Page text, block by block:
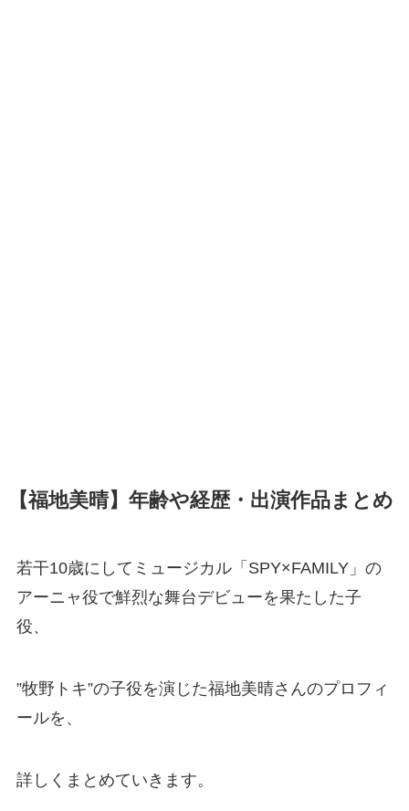
【福地美晴】年齢や経歴・出演作品まとめ
若干10歳にしてミュージカル「SPY×FAMILY」の
アーニャ役で鮮烈な舞台デビューを果たした子
役、
”牧野トキ”の子役を演じた福地美晴さんのプロフィ
ールを、
詳しくまとめていきます。